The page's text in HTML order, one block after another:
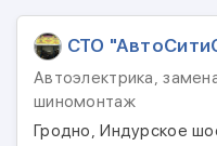
СТО
Автоэлектрика,
шиномонтаж
Гродно, Индурское